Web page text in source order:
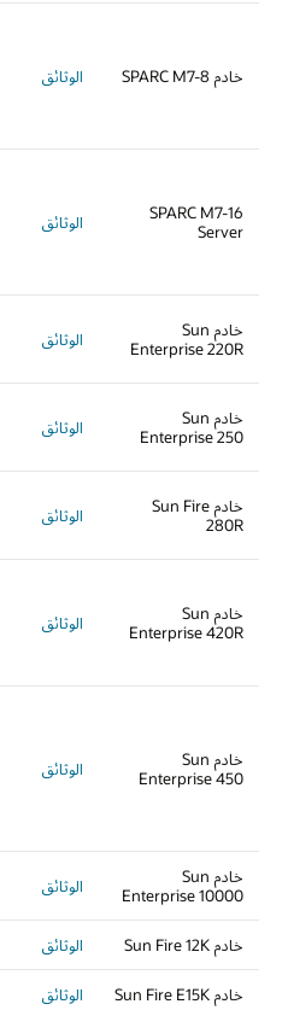
خادم SPARC M7-8 الوثائق
SPARC M7-16
Server
الوثائق
خادم Sun
Enterprise 220R
الوثائق
خادم Sun
Enterprise 250
الوثائق
خادم Sun Fire
280R
الوثائق
خادم Sun
Enterprise 420R
الوثائق
خادم Sun
Enterprise 450
الوثائق
خادم Sun
Enterprise 10000
الوثائق
خادم Sun Fire 12K الوثائق
خادم Sun Fire E15K الوثائق